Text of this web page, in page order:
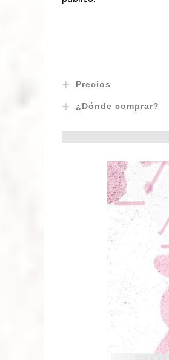
Precios
¿Dónde comprar?